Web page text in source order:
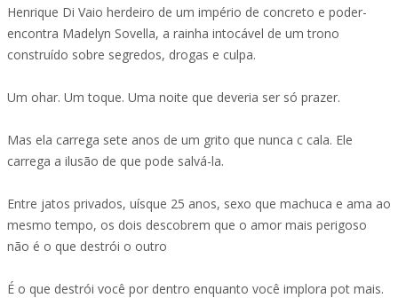
Henrique Di Vaio herdeiro de um império de concreto e poder-
encontra Madelyn Sovella, a rainha intocável de um trono
construído sobre segredos, drogas e culpa.
Um ohar. Um toque. Uma noite que deveria ser só prazer.
Mas ela carrega sete anos de um grito que nunca c cala. Ele
carrega a ilusão de que pode salvá-la.
Entre jatos privados, uísque 25 anos, sexo que machuca e ama ao
mesmo tempo, os dois descobrem que o amor mais perigoso
não é o que destrói o outro
É o que destrói você por dentro enquanto você implora pot mais.